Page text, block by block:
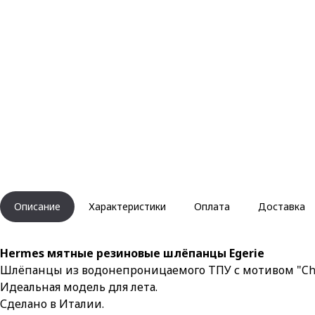
Описание Характеристики Оплата Доставка
Hermes мятные резиновые шлёпанцы Egerie
Шлёпанцы из водонепроницаемого ТПУ с мотивом
Идеальная модель для лета.
Сделано в Италии.